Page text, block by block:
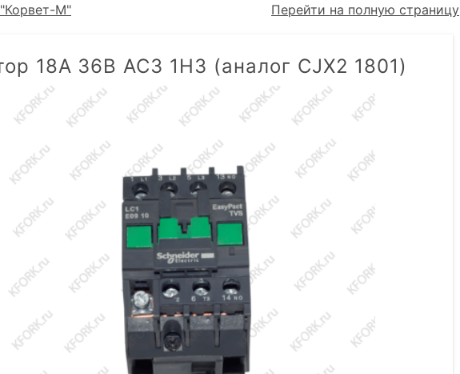
М" Перейти на полную страницу
18А 36В АС3 1НЗ (аналог CJX2 1801)